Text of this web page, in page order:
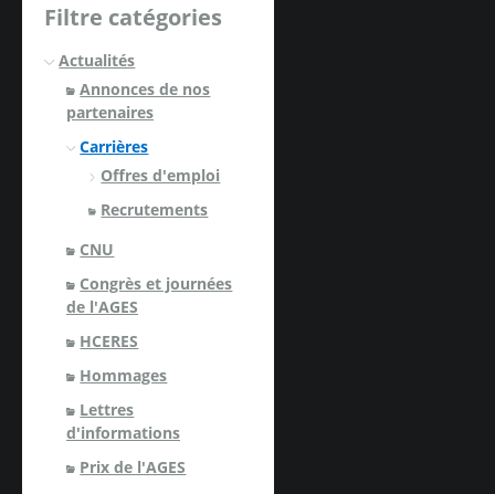
Filtre catégories
Actualités
Annonces de nos
partenaires
Carrières
Offres d'emploi
Recrutements
CNU
Congrès et journées
de l'AGES
HCERES
Hommages
Lettres
d'informations
Prix de l'AGES